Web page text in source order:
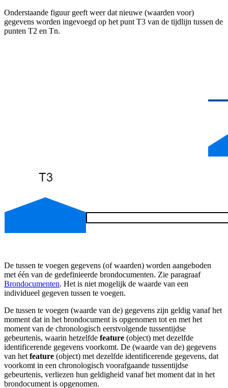
Onderstaande figuur geeft weer dat nieuwe (waarden voor)
gegevens worden ingevoegd op het punt T3 van de tijdlijn tussen de
punten T2 en Tn.
De tussen te voegen gegevens (of waarden) worden aangeboden
met één van de gedefinieerde brondocumenten. Zie paragraaf
Brondocumenten. Het is niet mogelijk de waarde van een
individueel gegeven tussen te voegen.
De tussen te voegen (waarde van de) gegevens zijn geldig vanaf het
moment dat in het brondocument is opgenomen tot en met het
moment van de chronologisch eerstvolgende tussentijdse
gebeurtenis, waarin hetzelfde feature (object) met dezelfde
identificerende gegevens voorkomt. De (waarde van de) gegevens
van het feature (object) met dezelfde identificerende gegevens, dat
voorkomt in een chronologisch voorafgaande tussentijdse
gebeurtenis, verliezen hun geldigheid vanaf het moment dat in het
brondocument is opgenomen.